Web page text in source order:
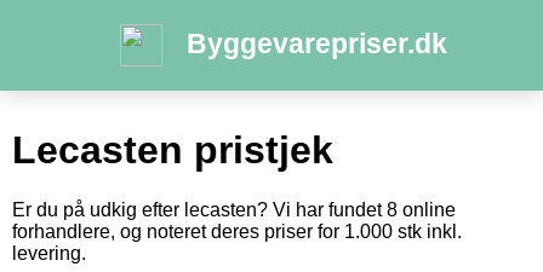
Byggevarepriser.dk
Lecasten pristjek
Er du på udkig efter lecasten? Vi har fundet 8 online
forhandlere, og noteret deres priser for 1.000 stk inkl.
levering.